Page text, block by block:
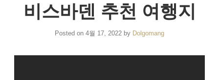
비스바덴 추천 여행지
Posted on 4월 17, 2022 by Dolgomang